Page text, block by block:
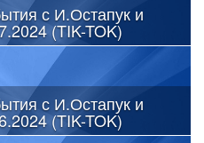
с И.Остапук и
(TIK-TOK)
с И.Остапук и
(TIK-TOK)